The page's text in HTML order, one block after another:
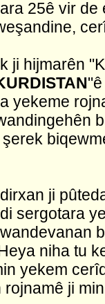
25ê vir
ji hijmarên
yekeme
ji
sergotara
niha tu
yekem
rojnamê ji